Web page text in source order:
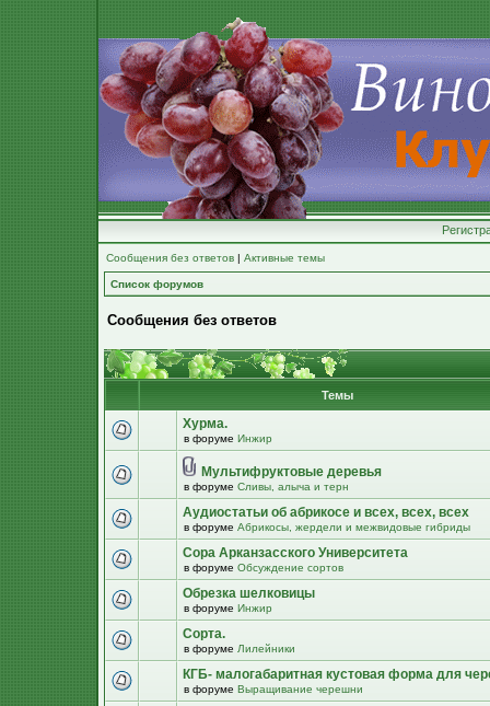
Сообщения без ответов | Активные темы
Список форумов
Сообщения без ответов
Темы
Хурма.
в форуме Инжир
Мультифруктовые деревья
в форуме Сливы, алыча и терн
Аудиостатьи об абрикосе и всех, всех, всех
в форуме Абрикосы, жердели и межвидовые гибриды
Сора Арканзасского Университета
в форуме Обсуждение сортов
Обрезка шелковицы
в форуме Инжир
Сорта.
в форуме Лилейники
КГБ- малогабаритная кустовая форма для
в форуме Выращивание черешни